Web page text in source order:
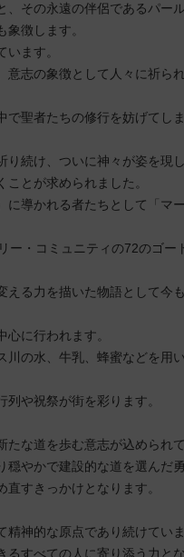
その永遠の伴侶であるパー
徴します。
ます。
志の象徴として人々に祈られ
聖者たちの修行を妨げてし
続け、ついに神々が姿を現
とが求められました。
導かれる者たちとして「マ
・コミュニティの72のゴ
る力を描いた物語として今
に行われます。
の水、牛乳、蜂蜜などを用
や祝祭が街を彩ります。
な道を歩む意志が込められて
やかで建設的な道を選んだ
すきっかけとなります。
神的な原点であり続けていま
すべての人に寄り添う力とな